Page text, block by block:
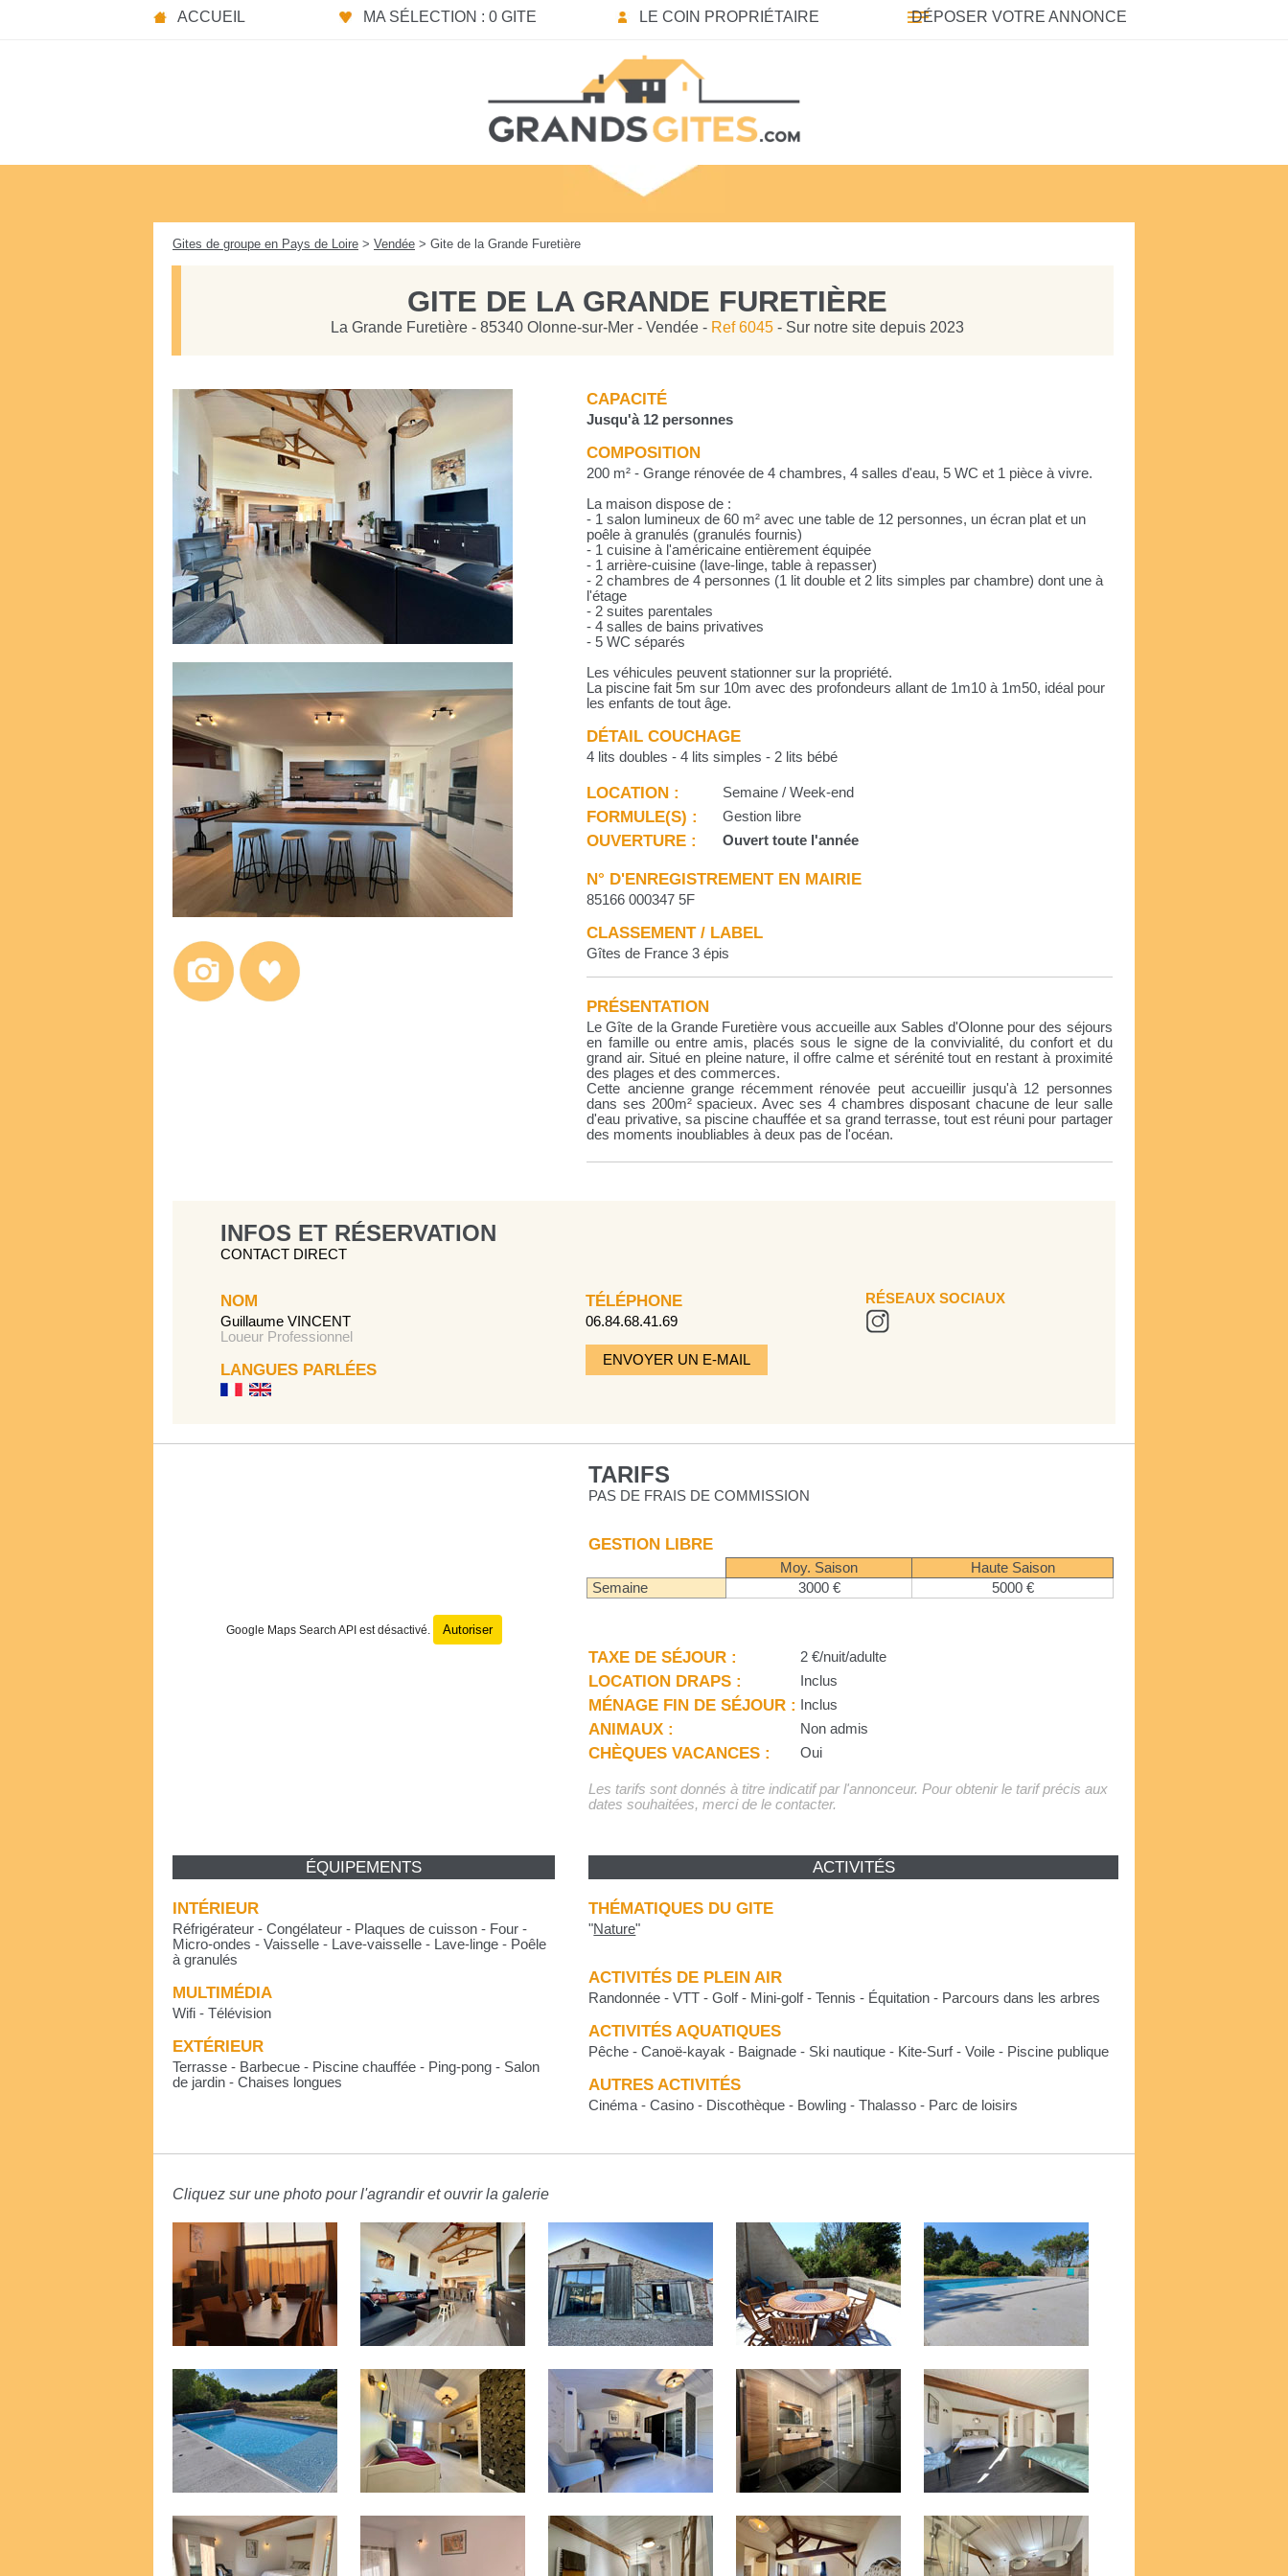
ACCUEIL MA SÉLECTION : 0 GITE LE COIN PROPRIÉTAIRE DÉPOSER VOTRE ANNONCE
Gites de groupe en Pays de Loire > Vendée > Gite de la Grande Furetière
GITE DE LA GRANDE FURETIÈRE
La Grande Furetière - 85340 Olonne-sur-Mer - Vendée - Ref 6045 - Sur notre site depuis 2023
CAPACITÉ
Jusqu'à 12 personnes
COMPOSITION
200 m² - Grange rénovée de 4 chambres, 4 salles d'eau, 5 WC et 1 pièce à vivre.
La maison dispose de :
- 1 salon lumineux de 60 m² avec une table de 12 personnes, un écran plat et un
poêle à granulés (granulés fournis)
- 1 cuisine à l'américaine entièrement équipée
- 1 arrière-cuisine (lave-linge, table à repasser)
- 2 chambres de 4 personnes (1 lit double et 2 lits simples par chambre) dont une à
l'étage
- 2 suites parentales
- 4 salles de bains privatives
- 5 WC séparés
Les véhicules peuvent stationner sur la propriété.
La piscine fait 5m sur 10m avec des profondeurs allant de 1m10 à 1m50, idéal pour
les enfants de tout âge.
DÉTAIL COUCHAGE
4 lits doubles - 4 lits simples - 2 lits bébé
LOCATION : Semaine / Week-end
FORMULE(S) : Gestion libre
OUVERTURE : Ouvert toute l'année
N° D'ENREGISTREMENT EN MAIRIE
85166 000347 5F
CLASSEMENT / LABEL
Gîtes de France 3 épis
PRÉSENTATION
Le Gîte de la Grande Furetière vous accueille aux Sables d'Olonne pour des séjours
en famille ou entre amis, placés sous le signe de la convivialité, du confort et du
grand air. Situé en pleine nature, il offre calme et sérénité tout en restant à proximité
des plages et des commerces.
Cette ancienne grange récemment rénovée peut accueillir jusqu'à 12 personnes
dans ses 200m² spacieux. Avec ses 4 chambres disposant chacune de leur salle
d'eau privative, sa piscine chauffée et sa grand terrasse, tout est réuni pour partager
des moments inoubliables à deux pas de l'océan.
INFOS ET RÉSERVATION
CONTACT DIRECT
NOM
Guillaume VINCENT
Loueur Professionnel
LANGUES PARLÉES
TÉLÉPHONE
06.84.68.41.69
ENVOYER UN E-MAIL
RÉSEAUX SOCIAUX
Google Maps Search API est désactivé. Autoriser
TARIFS
PAS DE FRAIS DE COMMISSION
GESTION LIBRE
Moy. Saison
Haute Saison
Semaine
3000 € 5000 €
TAXE DE SÉJOUR : 2 €/nuit/adulte
LOCATION DRAPS : Inclus
MÉNAGE FIN DE SÉJOUR : Inclus
ANIMAUX : Non admis
CHÈQUES VACANCES : Oui
Les tarifs sont donnés à titre indicatif par l'annonceur. Pour obtenir le tarif précis aux
dates souhaitées, merci de le contacter.
ÉQUIPEMENTS
INTÉRIEUR
Réfrigérateur - Congélateur - Plaques de cuisson - Four -
Micro-ondes - Vaisselle - Lave-vaisselle - Lave-linge - Poêle
à granulés
MULTIMÉDIA
Wifi - Télévision
EXTÉRIEUR
Terrasse - Barbecue - Piscine chauffée - Ping-pong - Salon
de jardin - Chaises longues
ACTIVITÉS
THÉMATIQUES DU GITE
"Nature"
ACTIVITÉS DE PLEIN AIR
Randonnée - VTT - Golf - Mini-golf - Tennis - Équitation - Parcours dans les arbres
ACTIVITÉS AQUATIQUES
Pêche - Canoë-kayak - Baignade - Ski nautique - Kite-Surf - Voile - Piscine publique
AUTRES ACTIVITÉS
Cinéma - Casino - Discothèque - Bowling - Thalasso - Parc de loisirs
Cliquez sur une photo pour l'agrandir et ouvrir la galerie
Panneau de gestion des cookies